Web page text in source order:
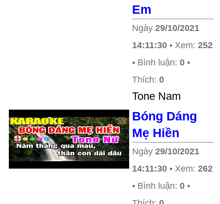
Em
Ngày 29/10/2021
14:11:30 • Xem: 252
• Bình luận: 0 •
Thích: 0
Tone Nam
Bóng Dáng
Mẹ Hiền
Ngày 29/10/2021
14:11:30 • Xem: 262
• Bình luận: 0 •